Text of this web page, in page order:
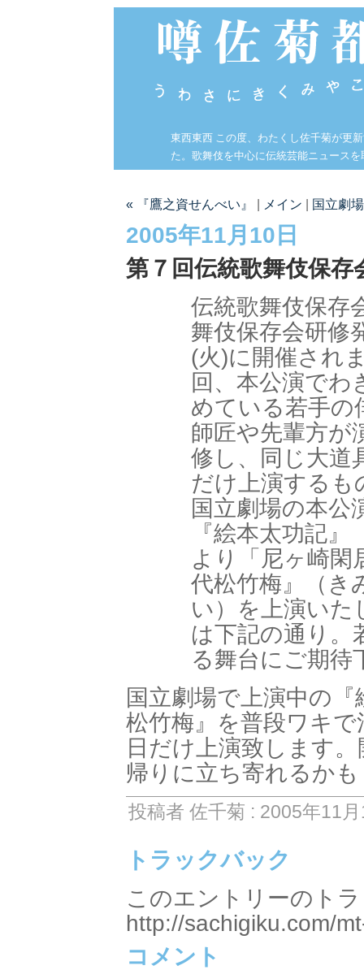
東西東西 この度、わたくし佐千菊が更
た。歌舞伎を中心に伝統芸能ニュース
« 『鷹之資せんべい』 メイン 国立劇
2005年11月10日
第７回伝統歌舞伎保存
伝統歌舞伎保存
舞伎保存会研修
(火)に開催され
回、本公演でわ
めている若手の
師匠や先輩方が
修し、同じ大道
だけ上演するも
国立劇場の本公
『絵本太功記
より「尼ヶ崎閑
代松竹梅』（き
い）を上演いた
は下記の通り。
る舞台にご期待
国立劇場で上演中の
松竹梅』を普段ワキ
日だけ上演致します
帰りに立ち寄れるか
投稿者 佐千菊 : 2005年11
トラックバック
このエントリーのト
http://sachigiku.com/
コメント